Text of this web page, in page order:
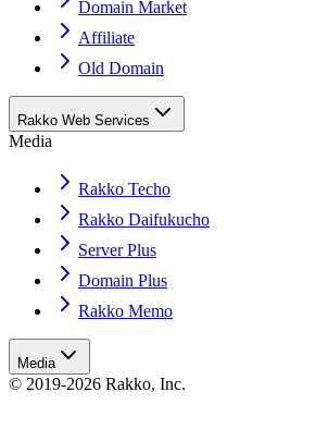
Domain Market
Affiliate
Old Domain
Rakko Web Services
Media
Rakko Techo
Rakko Daifukucho
Server Plus
Domain Plus
Rakko Memo
Media
© 2019-2026 Rakko, Inc.